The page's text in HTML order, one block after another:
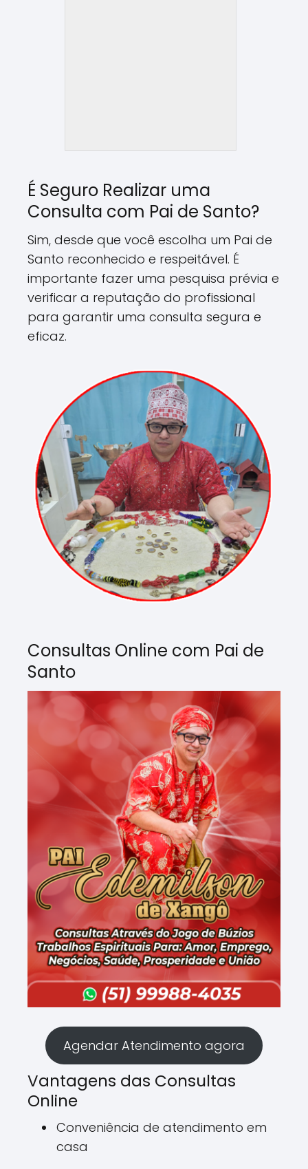
É Seguro Realizar uma
Consulta com Pai de Santo?
Sim, desde que você escolha um Pai de
Santo reconhecido e respeitável. É
importante fazer uma pesquisa prévia e
verificar a reputação do profissional
para garantir uma consulta segura e
eficaz.
Consultas Online com Pai de
Santo
Agendar Atendimento agora
Vantagens das Consultas
Online
Conveniência de atendimento em
casa